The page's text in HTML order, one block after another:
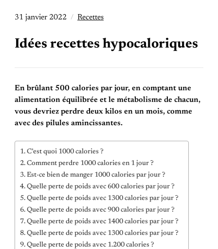
31 janvier 2022 Recettes
Idées recettes hypocaloriques
En brûlant 500 calories par jour, en comptant une
alimentation équilibrée et le métabolisme de chacun,
vous devriez perdre deux kilos en un mois, comme
avec des pilules amincissantes.
C’est quoi 1000 calories ?
Comment perdre 1000 calories en 1 jour ?
Est-ce bien de manger 1000 calories par jour ?
Quelle perte de poids avec 600 calories par jour ?
Quelle perte de poids avec 1300 calories par jour ?
Quelle perte de poids avec 900 calories par jour ?
Quelle perte de poids avec 1400 calories par jour ?
Quelle perte de poids avec 1300 calories par jour ?
Quelle perte de poids avec 1.200 calories ?